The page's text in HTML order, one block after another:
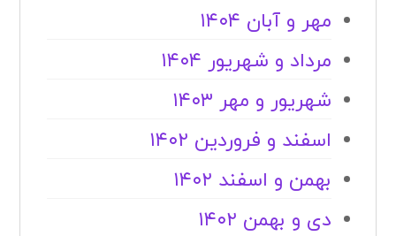
مهر و آبان ۱۴۰۴
مرداد و شهریور ۱۴۰۴
شهریور و مهر ۱۴۰۳
اسفند و فروردین ۱۴۰۲
بهمن و اسفند ۱۴۰۲
دی و بهمن ۱۴۰۲